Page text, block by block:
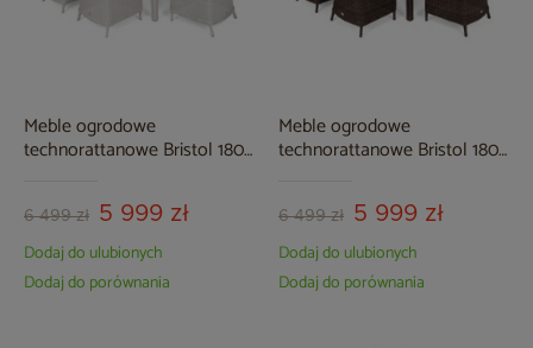
Meble ogrodowe
technorattanowe Bristol 180
6 499 zł 5 999 zł
Dodaj do ulubionych
Dodaj do porównania
Meble ogrodowe
technorattanowe Bristol 180
Melange 6+1
6 499 zł 5 999 zł
Dodaj do ulubionych
Dodaj do porównania